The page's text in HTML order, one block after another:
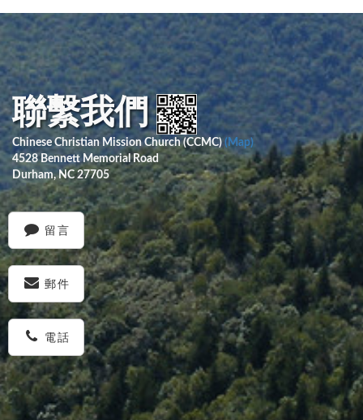
聯繫我們
Chinese Christian Mission Church (CCMC) (Map)
4528 Bennett Memorial Road
Durham, NC 27705
留言
郵件
電話